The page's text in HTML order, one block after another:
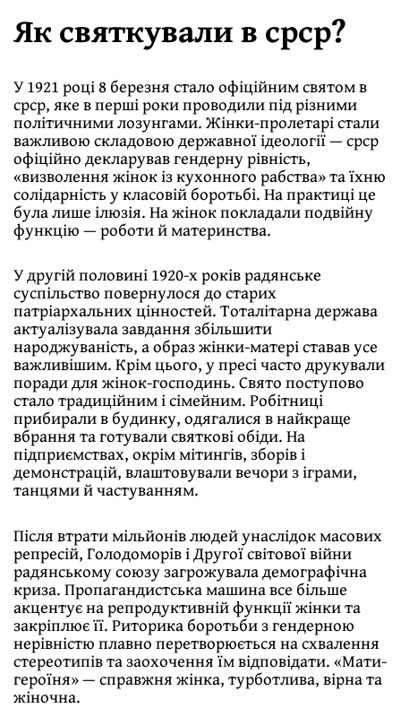
Як святкували в срср?
У 1921 роцi 8 березня стало офiцiйним святом в
срср, яке в першi роки проводили пiд рiзними
полiтичними лозунгами. Жiнки-пролетарi стали
важливою складовою державної iдеологiї — срср
офiцiйно декларував гендерну рiвнiсть,
«визволення жiнок iз кухонного рабства» та їхню
солiдарнiсть у класовiй боротьбi. На практицi це
була лише iлюзiя. На жiнок покладали подвiйну
функцiю — роботи й материнства.
У другiй половинi 1920-х рокiв радянське
суспiльство повернулося до старих
патрiархальних цiнностей. Тоталiтарна держава
актуалiзувала завдання збiльшити
народжуванiсть, а образ жiнки-матерi ставав усе
важливiшим. Крiм цього, у пресi часто друкували
поради для жiнок-господинь. Свято поступово
стало традицiйним i сiмейним. Робiтницi
прибирали в будинку, одягалися в найкраще
вбрання та готували святковi обiди. На
пiдприємствах, окрiм мiтингiв, зборiв i
демонстрацiй, влаштовували вечори з iграми,
танцями й частуванням.
Пiсля втрати мiльйонiв людей унаслiдок масових
репресiй, Голодоморiв i Другої свiтової вiйни
радянському союзу загрожувала демографiчна
криза. Пропагандистська машина все бiльше
акцентує на репродуктивнiй функцiї жiнки та
закрiплює її. Риторика боротьби з гендерною
нерiвнiстю плавно перетворюється на схвалення
стереотипiв та заохочення їм вiдповiдати. «Мати-
героїня» — справжня жiнка, турботлива, вiрна та
жiночна.